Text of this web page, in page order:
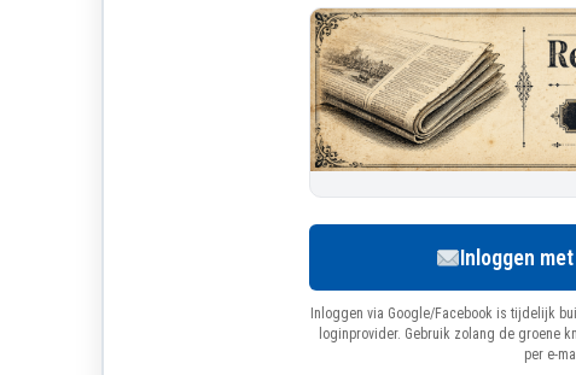
Inloggen
Inloggen via Google/Facebook is tijdelijk
loginprovider. Gebruik zolang de groene
per e-